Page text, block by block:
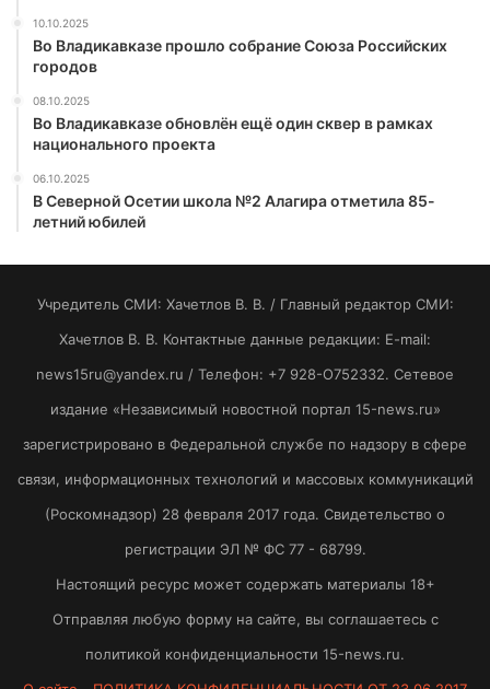
10.10.2025
Во Владикавказе прошло собрание Союза Российских
городов
08.10.2025
Во Владикавказе обновлён ещё один сквер в рамках
национального проекта
06.10.2025
В Северной Осетии школа №2 Алагира отметила 85-
летний юбилей
Учредитель СМИ: Хaчeтлoв B. B. / Главный редактор СМИ:
Хaчeтлoв B. B. Контактные данные редакции: E-mail:
news15ru@yandex.ru / Телефон: +7 928-O752332. Сетевое
издание «Независимый новостной портал 15-news.ru»
зарегистрировано в Федеральной службе по надзору в сфере
связи, информационных технологий и массовых коммуникаций
(Роскомнадзор) 28 февраля 2017 года. Свидетельство о
регистрации ЭЛ № ФС 77 - 68799.
Настоящий ресурс может содержать материалы 18+
Отправляя любую форму на сайте, вы соглашаетесь с
политикой конфиденциальности 15-news.ru.